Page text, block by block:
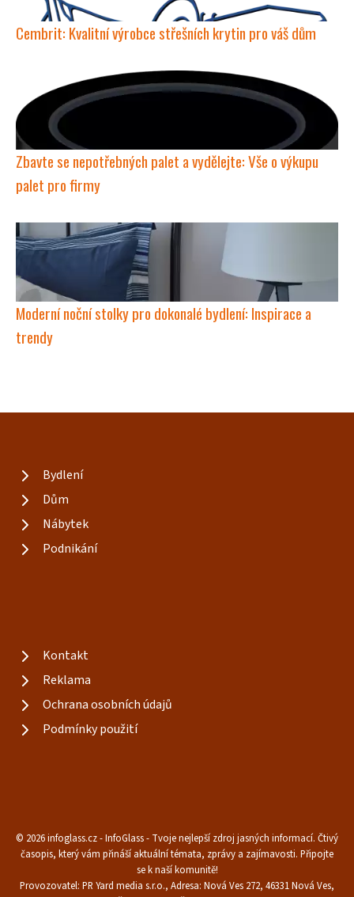
Cembrit: Kvalitní výrobce střešních krytin pro váš dům
Zbavte se nepotřebných palet a vydělejte: Vše o výkupu
palet pro firmy
Moderní noční stolky pro dokonalé bydlení: Inspirace a
trendy
Bydlení
Dům
Nábytek
Podnikání
Kontakt
Reklama
Ochrana osobních údajů
Podmínky použití
© 2026 infoglass.cz - InfoGlass - Tvoje nejlepší zdroj jasných informací. Čtivý
časopis, který vám přináší aktuální témata, zprávy a zajímavosti. Připojte
se k naší komunitě!
Provozovatel: PR Yard media s.r.o., Adresa: Nová Ves 272, 46331 Nová Ves,